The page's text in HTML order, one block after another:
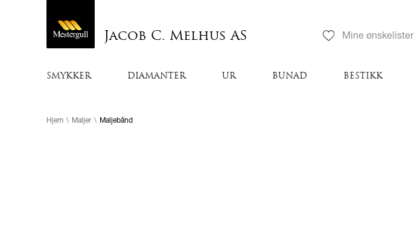
Jacob C. Melhus AS Mine ønskelister
SMYKKER DIAMANTER UR BUNAD BESTIKK
Hjem \ Maljer \ Maljebånd